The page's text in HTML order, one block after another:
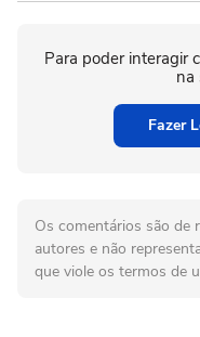
Para poder interagir
na
Fazer
Os comentários são de
autores e não
que viole os termos de